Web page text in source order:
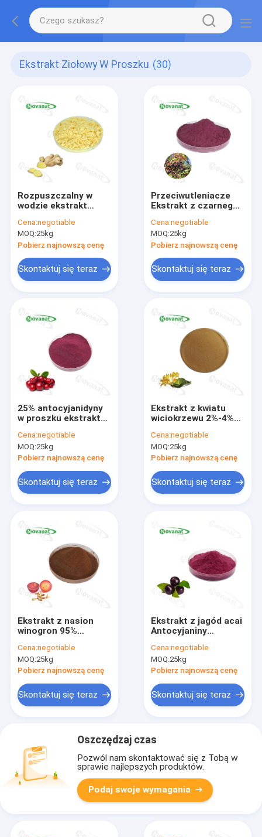
Ekstrakt Ziołowy W Proszku (30)
Rozpuszczalny w
wodzie ekstrakt
Cena:negotiable
MOQ:25kg
Pobierz najnowszą cenę
Skontaktuj się teraz
Przeciwutleniacze
Ekstrakt z czarnego
Cena:negotiable
MOQ:25kg
Pobierz najnowszą cenę
Skontaktuj się teraz
25% antocyjanidyny
w proszku ekstraktu
Cena:negotiable
MOQ:25kg
Pobierz najnowszą cenę
Skontaktuj się teraz
Ekstrakt z kwiatu
wiciokrzewu 2%-4%
chlorogenowego /
ekstrakt Lonicera
Japonica Thunb /
dobra
rozpuszczalność w
Cena:negotiable
MOQ:25kg
Pobierz najnowszą cenę
Skontaktuj się teraz
Ekstrakt z nasion
winogron 95%
etykieta czysta /
wolny od alergenów
Cena:negotiable
MOQ:25kg
Pobierz najnowszą cenę
Skontaktuj się teraz
Ekstrakt z jagód acai
Antocyjaniny
ziołowego Silne
przeciwutleniacze /
Czysta etykieta
Cena:negotiable
MOQ:25kg
Pobierz najnowszą cenę
Skontaktuj się teraz
Oszczędzaj czas
Pozwól nam skontaktować się z Tobą w
sprawie najlepszych produktów.
Podaj swoje wymagania